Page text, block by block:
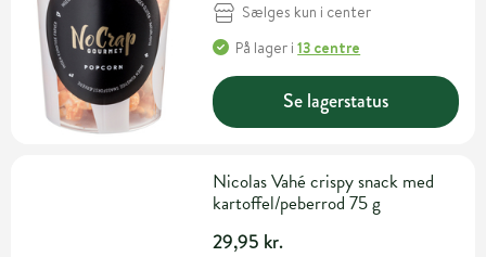
Sælges kun i center
På lager i13 centre
Se lagerstatus
Nicolas Vahé crispy snack med
kartoffel/peberrod 75 g
29,95 kr.